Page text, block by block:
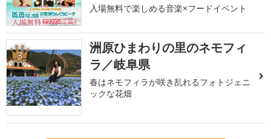
入場無料で楽しめる音楽×フードイベント
3
洲原ひまわりの里のネモフィ
ラ／岐阜県
春はネモフィラが咲き乱れるフォトジェニ
ックな花畑